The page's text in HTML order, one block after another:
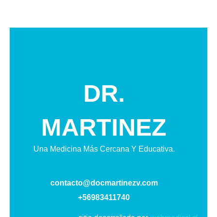
DR.
MARTINEZ
Una Medicina Más Cercana Y Educativa.
contacto@docmartinezv.com
+56983411740